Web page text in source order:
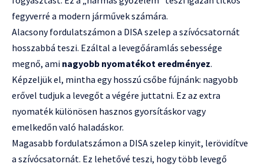
fegyverré a modern járművek számára.
Alacsony fordulatszámon a DISA szelep a szívócsatornát
hosszabbá teszi. Ezáltal a levegőáramlás sebessége
megnő, ami nagyobb nyomatékot eredményez.
Képzeljük el, mintha egy hosszú csőbe fújnánk: nagyobb
erővel tudjuk a levegőt a végére juttatni. Ez az extra
nyomaték különösen hasznos gyorsításkor vagy
emelkedőn való haladáskor.
Magasabb fordulatszámon a DISA szelep kinyit, lerövidítve
a szívócsatornát. Ez lehetővé teszi, hogy több levegő